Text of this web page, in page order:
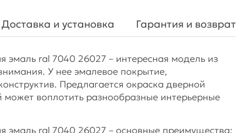
Доставка и установка Гарантия и возврат
эмаль ral 7040 26027 – интересная модель из
У нее эмалевое покрытие,
Предлагается окраска дверной
воплотить разнообразные интерьерные
эмаль ral 7040 26027 – основные преимущества: